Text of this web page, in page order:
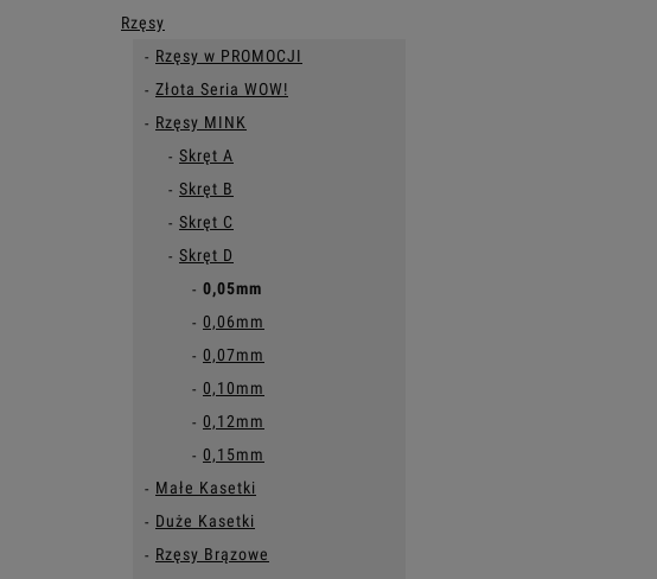
Rzęsy
Rzęsy w PROMOCJI
Złota Seria WOW!
Rzęsy MINK
Skręt A
Skręt B
Skręt C
Skręt D
0,05mm
0,06mm
0,07mm
0,10mm
0,12mm
0,15mm
Małe Kasetki
Duże Kasetki
Rzęsy Brązowe